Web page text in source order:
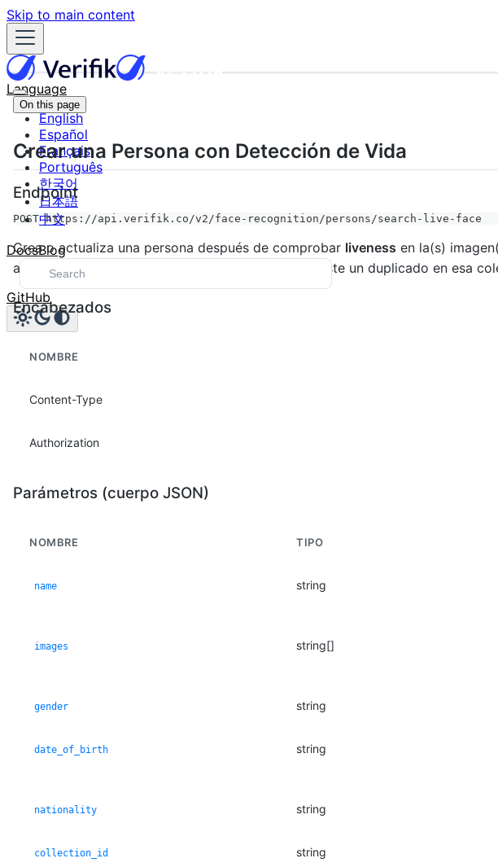
Skip to main content
Language
English
Español
Français
Português
한국어
日本語
中文
DocsBlog
GitHub
On this page
Crear una Persona con Detección de Vida
Endpoint
POST https://api.verifik.co/v2/face-recognition/persons/search-live-face
Crea o actualiza una persona después de comprobar liveness en la(s)
asociada al
. En producción, si ya existe un duplicado en esa
Encabezados
NOMBRE
Content-Type
Authorization
Parámetros (cuerpo JSON)
NOMBRE TIPO
name string
images string[]
gender string
date_of_birth string
nationality string
collection_id string